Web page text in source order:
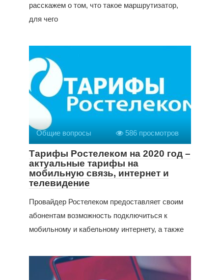
расскажем о том, что такое маршрутизатор,
для чего
Общие вопросы 586 просмотров
Тарифы Ростелеком на 2020 год –
актуальные тарифы на
мобильную связь, интернет и
телевидение
Провайдер Ростелеком предоставляет своим
абонентам возможность подключиться к
мобильному и кабельному интернету, а также